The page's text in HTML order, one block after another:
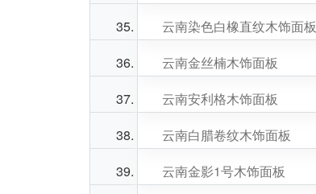
云南染色白橡直纹木饰面板
云南金丝楠木饰面板
云南安利格木饰面板
云南白腊卷纹木饰面板
云南金影1号木饰面板